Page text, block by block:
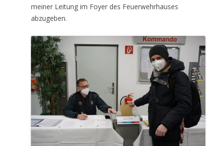
meiner Leitung im Foyer des Feuerwehrhauses
abzugeben.